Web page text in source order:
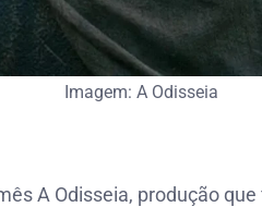
Imagem: A Odisseia
A Odisseia, produção